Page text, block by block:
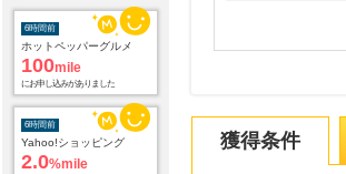
6時間前
ホットペッパーグルメ
100mile
にお申し込みがありました
6時間前
Yahoo!ショッピング
2.0%mile
獲得条件